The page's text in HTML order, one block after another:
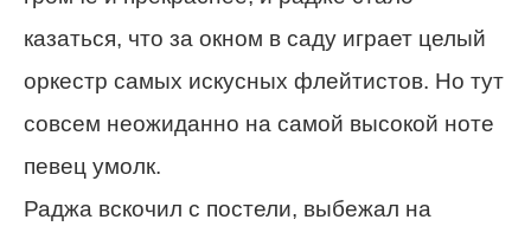
казаться, что за окном в саду играет целый
оркестр самых искусных флейтистов. Но тут
совсем неожиданно на самой высокой ноте
певец умолк.
Раджа вскочил с постели, выбежал на